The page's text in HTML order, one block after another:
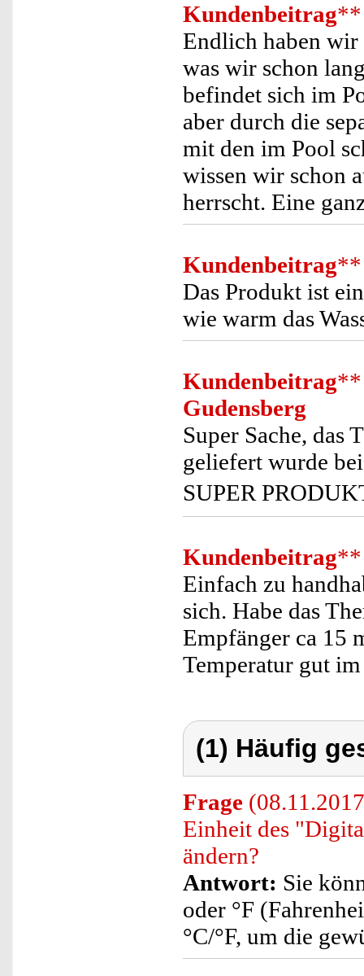
Kundenbeitrag**
Endlich haben wir
was wir schon
befindet sich im
aber durch die
mit den im Pool
wissen wir schon
herrscht. Eine
Kundenbeitrag**
Das Produkt ist
wie warm das
Kundenbeitrag**
Gudensberg
Super Sache, das
geliefert wurde
SUPER PRODUKT
Kundenbeitrag**
Einfach zu
sich. Habe das
Empfänger ca 15
Temperatur gut
(1) Häufig
Frage
Einheit des
ändern?
Antwort: Sie
oder °F
°C/°F, um die